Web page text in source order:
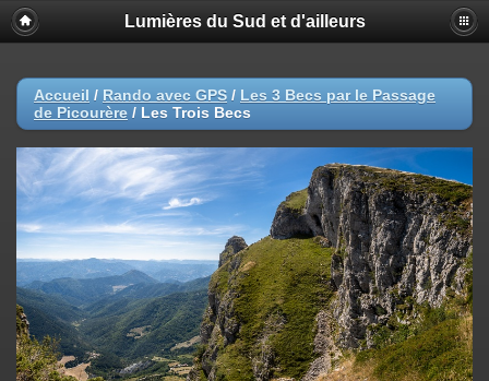
Lumières du Sud et d'ailleurs
Accueil / Rando avec GPS / Les 3 Becs par le Passage
de Picourère / Les Trois Becs